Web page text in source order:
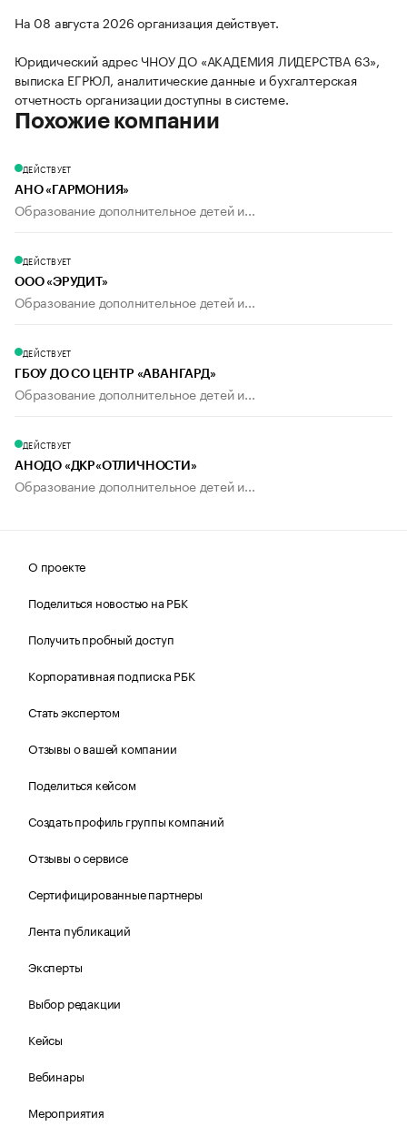
На 08 августа 2026 организация действует.
Юридический адрес ЧНОУ ДО «АКАДЕМИЯ ЛИДЕРСТВА 63»,
выписка ЕГРЮЛ, аналитические данные и бухгалтерская
отчетность организации доступны в системе.
Похожие компании
ДЕЙСТВУЕТ
АНО «ГАРМОНИЯ»
Образование дополнительное детей и...
ДЕЙСТВУЕТ
ООО «ЭРУДИТ»
Образование дополнительное детей и...
ДЕЙСТВУЕТ
ГБОУ ДО СО ЦЕНТР «АВАНГАРД»
Образование дополнительное детей и...
ДЕЙСТВУЕТ
АНОДО «ДКР«ОТЛИЧНОСТИ»
Образование дополнительное детей и...
О проекте
Поделиться новостью на РБК
Получить пробный доступ
Корпоративная подписка РБК
Стать экспертом
Отзывы о вашей компании
Поделиться кейсом
Создать профиль группы компаний
Отзывы о сервисе
Сертифицированные партнеры
Лента публикаций
Эксперты
Выбор редакции
Кейсы
Вебинары
Мероприятия